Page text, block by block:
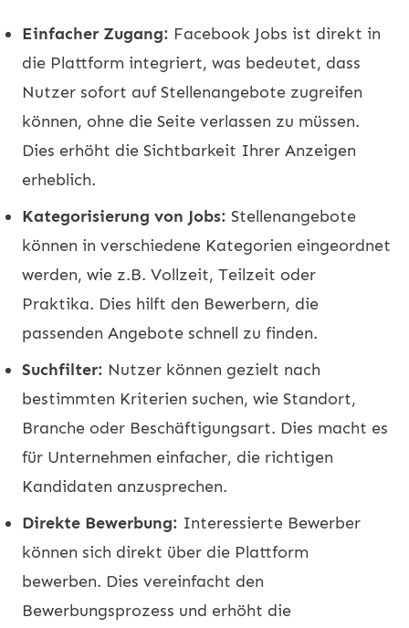
Einfacher Zugang: Facebook Jobs ist direkt in
die Plattform integriert, was bedeutet, dass
Nutzer sofort auf Stellenangebote zugreifen
können, ohne die Seite verlassen zu müssen.
Dies erhöht die Sichtbarkeit Ihrer Anzeigen
erheblich.
Kategorisierung von Jobs: Stellenangebote
können in verschiedene Kategorien eingeordnet
werden, wie z.B. Vollzeit, Teilzeit oder
Praktika. Dies hilft den Bewerbern, die
passenden Angebote schnell zu finden.
Suchfilter: Nutzer können gezielt nach
bestimmten Kriterien suchen, wie Standort,
Branche oder Beschäftigungsart. Dies macht es
für Unternehmen einfacher, die richtigen
Kandidaten anzusprechen.
Direkte Bewerbung: Interessierte Bewerber
können sich direkt über die Plattform
bewerben. Dies vereinfacht den
Bewerbungsprozess und erhöht die